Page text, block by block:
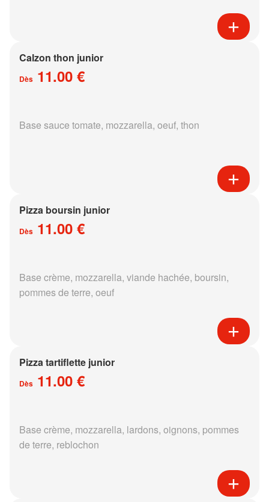
Calzon thon junior
Dès 11.00 €
Base sauce tomate, mozzarella, oeuf, thon
Pizza boursin junior
Dès 11.00 €
Base crème, mozzarella, viande hachée, boursin,
pommes de terre, oeuf
Pizza tartiflette junior
Dès 11.00 €
Base crème, mozzarella, lardons, oignons, pommes
de terre, reblochon